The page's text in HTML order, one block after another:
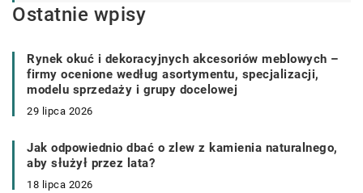
Ostatnie wpisy
Rynek okuć i dekoracyjnych akcesoriów meblowych –
firmy ocenione według asortymentu, specjalizacji,
modelu sprzedaży i grupy docelowej
29 lipca 2026
Jak odpowiednio dbać o zlew z kamienia naturalnego,
aby służył przez lata?
18 lipca 2026